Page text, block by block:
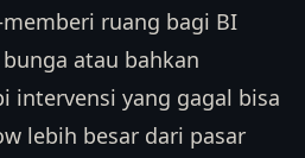
ruang bagi BI
atau bahkan
yang gagal bisa
lebih besar dari pasar